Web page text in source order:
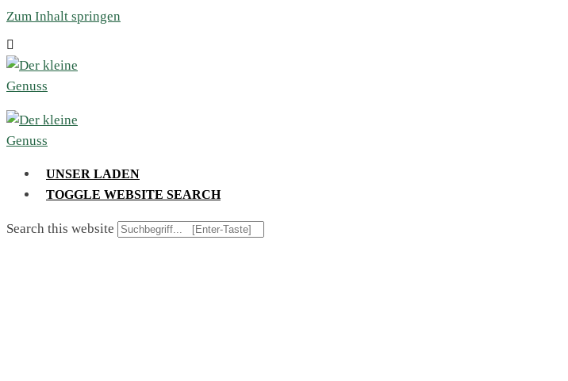
Zum Inhalt springen
UNSER LADEN
TOGGLE WEBSITE SEARCH
Search this website